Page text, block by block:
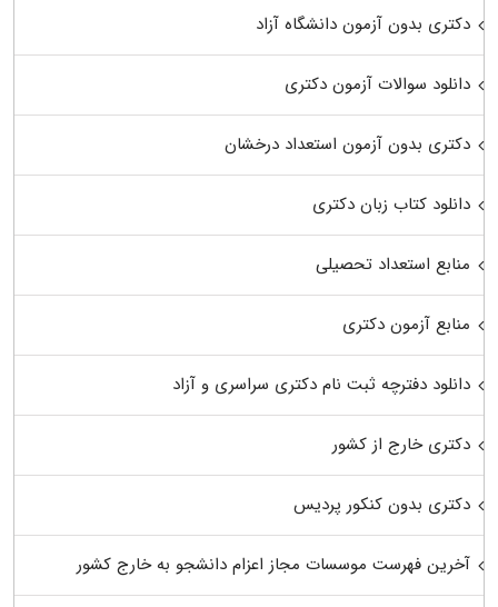
دکتری بدون آزمون دانشگاه آزاد
دانلود سوالات آزمون دکتری
دکتری بدون آزمون استعداد درخشان
دانلود کتاب زبان دکتری
منابع استعداد تحصیلی
منابع آزمون دکتری
دانلود دفترچه ثبت نام دکتری سراسری و آزاد
دکتری خارج از کشور
دکتری بدون کنکور پردیس
آخرین فهرست موسسات مجاز اعزام دانشجو به خارج کشور